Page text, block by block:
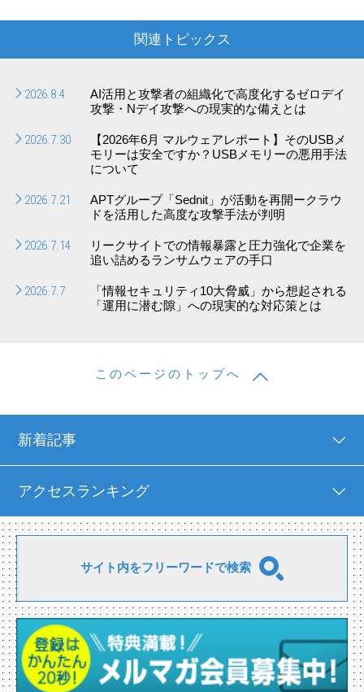
関連トピックス
2026.8.4
AI活用と攻撃者の組織化で高度化するゼロデイ
攻撃・Nデイ攻撃への現実的な備えとは
2026.7.30
【2026年6月 マルウェアレポート】そのUSBメ
モリーは安全ですか？USBメモリーの悪用手法
について
2026.7.21
APTグループ「Sednit」が活動を再開ークラウ
ドを活用した高度な攻撃手法が判明
2026.7.14
リークサイトでの情報暴露と圧力強化で企業を
追い詰めるランサムウェアの手口
2026.7.7
「情報セキュリティ10大脅威」から想起される
「運用に潜む隙」への現実的な対応策とは
このページのトップへ
新着記事
アクセスランキング
サイト内をフリーワードで検索